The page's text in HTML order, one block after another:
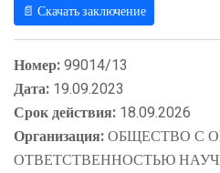
📄 Скачать заключение
Номер:99014/13
Дата: 19.09.2023
Срок действия: 18.09.2026
Организация:ОБЩЕСТВО С
ОТВЕТСТВЕННОСТЬЮ